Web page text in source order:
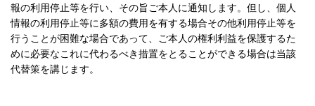
報の利用停止等を行い、その旨ご本人に通知します。但し、個人
情報の利用停止等に多額の費用を有する場合その他利用停止等を
行うことが困難な場合であって、ご本人の権利利益を保護するた
めに必要なこれに代わるべき措置をとることができる場合は当該
代替策を講じます。